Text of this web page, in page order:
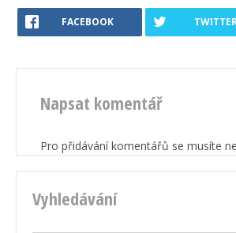
FACEBOOK
Napsat komentář
Pro přidávání komentářů se musíte
Vyhledávání